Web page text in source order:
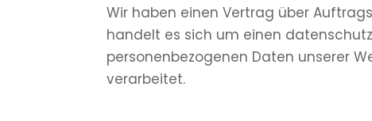
Wir haben einen Vertrag über
handelt es sich um einen
personenbezogenen Daten unserer
verarbeitet.